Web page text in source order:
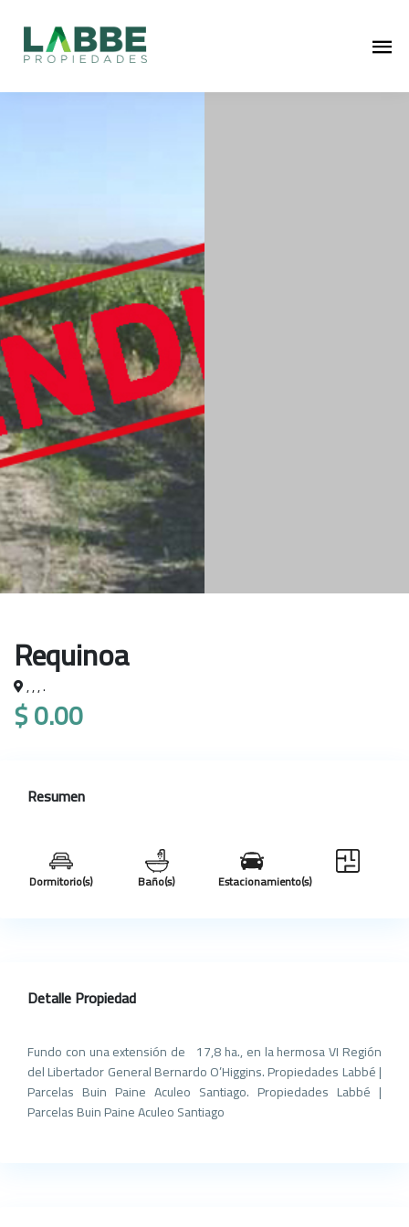
Requinoa
, , , .
$ 0.00
Resumen
Dormitorio(s) Baño(s) Estacionamiento(s)
Detalle Propiedad
Fundo con una extensión de 17,8 ha., en la hermosa VI Región
del Libertador General Bernardo O’Higgins. Propiedades Labbé |
Parcelas Buin Paine Aculeo Santiago. Propiedades Labbé |
Parcelas Buin Paine Aculeo Santiago